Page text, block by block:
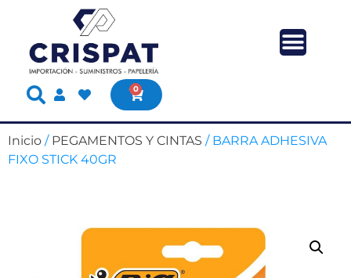
0
Inicio / PEGAMENTOS Y CINTAS / BARRA ADHESIVA
FIXO STICK 40GR